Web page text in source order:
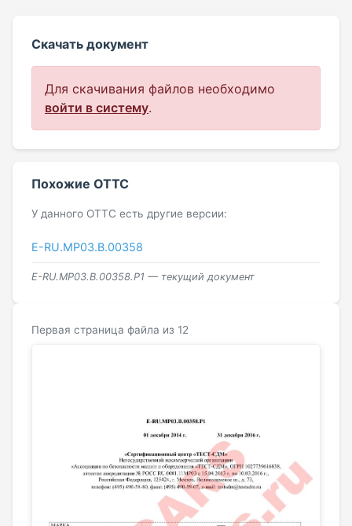
Скачать документ
Для скачивания файлов необходимо
войти в систему.
Похожие ОТТС
У данного ОТТС есть другие версии:
E-RU.МР03.B.00358
E-RU.МР03.B.00358.Р1 — текущий документ
Первая страница файла из 12